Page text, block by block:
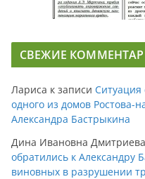
СВЕЖИЕ
Лариса к записи
одного из домов Ростова-
Александра Бастрыкина
Дина Ивановна Дмитриева
обратились к Александру
виновных в разрушении